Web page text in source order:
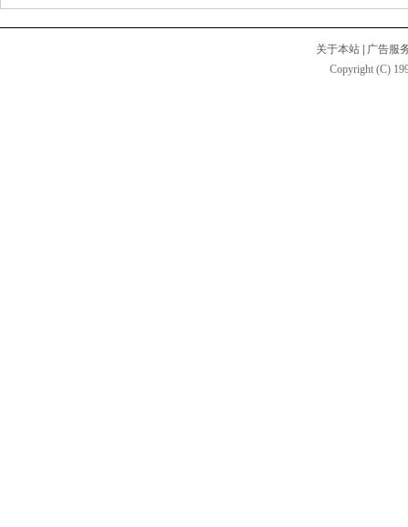
关于本站
广告服
Copyright (C)